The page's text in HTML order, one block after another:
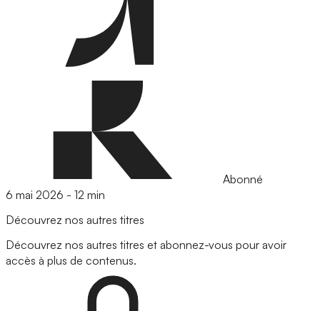
Abonné
6 mai 2026 - 12 min
Découvrez nos autres titres
Découvrez nos autres titres et abonnez-vous pour avoir
accès à plus de contenus.